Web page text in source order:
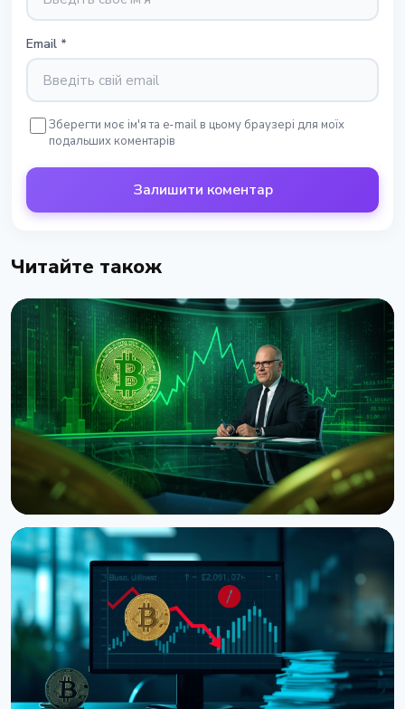
Email *
Зберегти моє ім'я та e-mail в цьому браузері для моїх
подальших коментарів
Залишити коментар
Читайте також
НОВИНА
Ведучий CNBC Джим Крамер продає Bitcoin через
квантову загрозу від IBM
5 серпня 2026 р. 4 хв читання